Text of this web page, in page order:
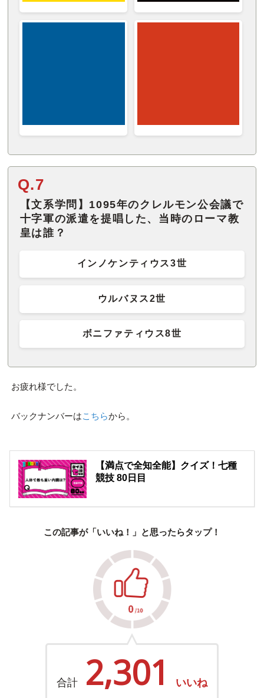
Q.7
【文系学問】1095年のクレルモン公会議で
十字軍の派遣を提唱した、当時のローマ教
皇は誰？
インノケンティウス3世
ウルバヌス2世
ボニファティウス8世
お疲れ様でした。
バックナンバーはこちらから。
【満点で全知全能】クイズ！七種
競技 80日目
この記事が「いいね！」と思ったらタップ！
合計 2,301 いいね